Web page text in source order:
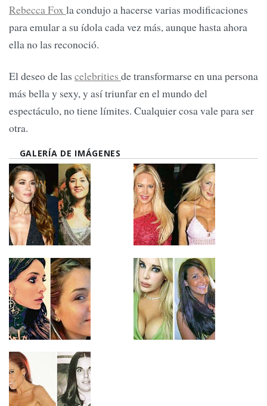
Rebecca Fox la condujo a hacerse varias modificaciones
para emular a su ídola cada vez más, aunque hasta ahora
ella no las reconoció.
El deseo de las celebrities de transformarse en una persona
más bella y sexy, y así triunfar en el mundo del
espectáculo, no tiene límites. Cualquier cosa vale para ser
otra.
GALERÍA DE IMÁGENES